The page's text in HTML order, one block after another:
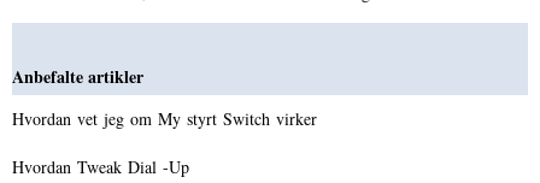
Anbefalte artikler
Hvordan vet jeg om My styrt Switch virker
Hvordan Tweak Dial -Up